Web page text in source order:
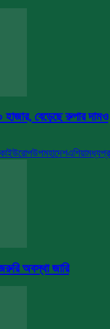
বেড়েছে রুপার দামও
ইউরোপউপমহাদেশএশিয়া
অবস্থা জারি